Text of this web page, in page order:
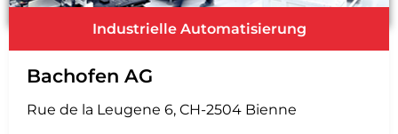
Industrielle Automatisierung
Bachofen AG
Rue de la Leugene 6, CH-2504 Bienne